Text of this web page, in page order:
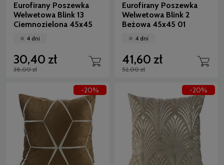
Eurofirany Poszewka
Welwetowa Blink 13
Ciemnozielona 45x45
4 dni
30,40 zł
38,00 zł
Eurofirany Poszewka
Welwetowa Blink 2
Beżowa 45x45 01
4 dni
41,60 zł
52,00 zł
-20% -20%